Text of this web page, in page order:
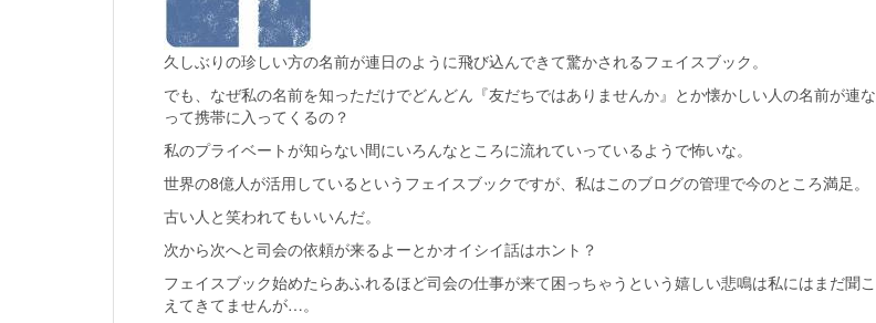
久しぶりの珍しい方の名前が連日のように飛び込んできて驚かされるフェイスブック。
でも、なぜ私の名前を知っただけでどんどん『友だちではありませんか』とか懐かしい人の名前が連な
って携帯に入ってくるの？
私のプライベートが知らない間にいろんなところに流れていっているようで怖いな。
世界の8億人が活用しているというフェイスブックですが、私はこのブログの管理で今のところ満足。
古い人と笑われてもいいんだ。
次から次へと司会の依頼が来るよーとかオイシイ話はホント？
フェイスブック始めたらあふれるほど司会の仕事が来て困っちゃうという嬉しい悲鳴は私にはまだ聞こ
えてきてませんが…。